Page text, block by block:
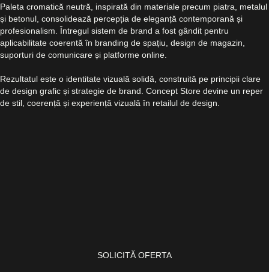
Paleta cromatică neutră, inspirată din materiale precum piatra, metalul
și betonul, consolidează percepția de eleganță contemporană și
profesionalism. Întregul sistem de brand a fost gândit pentru
aplicabilitate coerentă în branding de spațiu, design de magazin,
suporturi de comunicare și platforme online.
Rezultatul este o identitate vizuală solidă, construită pe principii clare
de design grafic și strategie de brand. Concept Store devine un reper
de stil, coerență și experiență vizuală în retailul de design.
SOLICITĂ OFERTA